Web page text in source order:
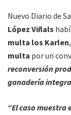
Nuevo Diario de
López Viñals
multa los Karlen
multa por un
reconversión
ganadería
“El caso muestra